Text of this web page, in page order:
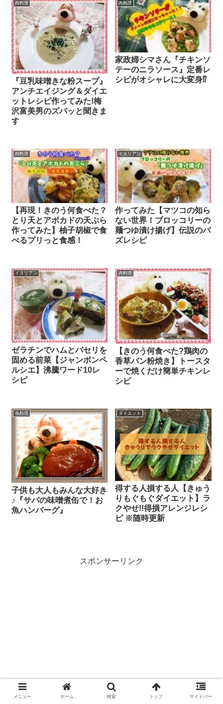
肉料理
『豆乳味噌きな粉スープ』
アンチエイジング＆ダイエ
ットレシピ作ってみた!梅
沢富美男のズバッと聞きま
す
肉料理
家政婦シマさん『チキンソ
テーのニラソース』定番レ
シピがオシャレに大変身⁉
肉料理
【再現！きのう何食べた？
とり天とアボカドの天ぷら
作ってみた】柚子胡椒で食
べるプリっと食感！
イタリアン
作ってみた【マツコの知ら
ない世界！ブロッコリーの
麺つゆ漬け揚げ】伝説のバ
ズレシピ
イタリアン
ゼラチンでハムとパセリを
固める前菜【ジャンボンペ
ルシエ】沸騰ワード10レ
シピ
肉料理
【きのう何食べた?鶏肉の
香草パン粉焼き】トースタ
ーで焼くだけ簡単チキンレ
シピ
魚料理
子供も大人もみんな大好き
♪『サバの味噌煮缶で！お
魚ハンバーグ』
ダイエット
得する人損する人【きゅう
りもぐもぐダイエット】ラ
クやせ!!得損アレンジレシ
ピ ※随時更新
スポンサーリンク
メニュー ホーム 検索 トップ サイドバー